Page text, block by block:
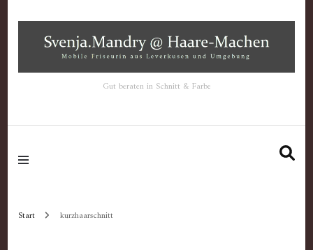
Gut beraten in Schnitt & Farbe
Start kurzhaarschnitt